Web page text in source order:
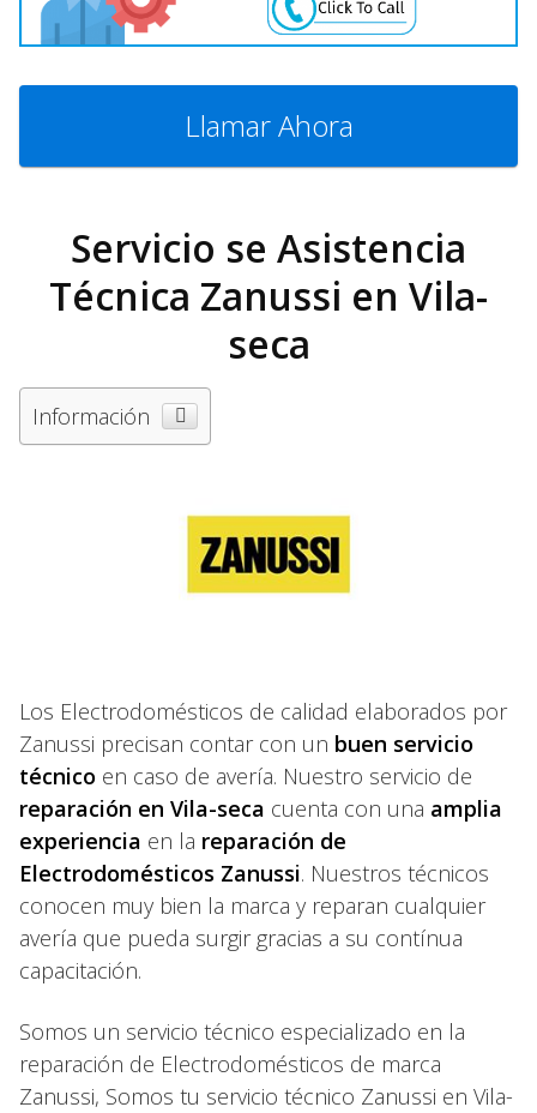
Llamar Ahora
Servicio se Asistencia
Técnica Zanussi en Vila-
seca
Información
Los Electrodomésticos de calidad elaborados por
Zanussi precisan contar con un buen servicio
técnico en caso de avería. Nuestro servicio de
reparación en Vila-seca cuenta con una amplia
experiencia en la reparación de
Electrodomésticos Zanussi. Nuestros técnicos
conocen muy bien la marca y reparan cualquier
avería que pueda surgir gracias a su contínua
capacitación.
Somos un servicio técnico especializado en la
reparación de Electrodomésticos de marca
Zanussi, Somos tu servicio técnico Zanussi en Vila-